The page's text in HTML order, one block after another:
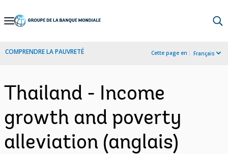
Skip
Navigation
COMPRENDRE LA PAUVRETÉ Cette page en : Français
Thailand - Income
growth and poverty
alleviation (anglais)